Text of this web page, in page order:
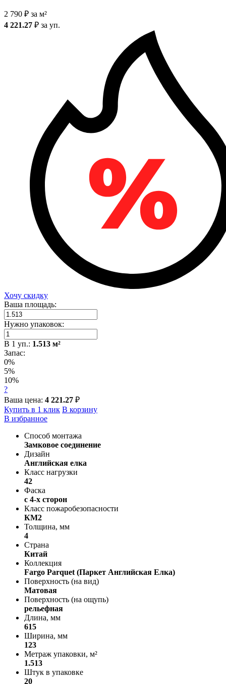
2 790 ₽ за м²
4 221.27 ₽ за уп.
Хочу скидку
Ваша площадь:
Нужно упаковок:
В 1 уп.: 1.513 м²
Запас:
0%
5%
10%
?
Ваша цена: 4 221.27 ₽
Купить в 1 клик В корзину
В избранное
Способ монтажа
Замковое соединение
Дизайн
Английская елка
Класс нагрузки
42
Фаска
с 4-х сторон
Класс пожаробезопасности
КМ2
Толщина, мм
4
Страна
Китай
Коллекция
Fargo Parquet (Паркет Английская Елка)
Поверхность (на вид)
Матовая
Поверхность (на ощупь)
рельефная
Длина, мм
615
Ширина, мм
123
Метраж упаковки, м²
1.513
Штук в упаковке
20